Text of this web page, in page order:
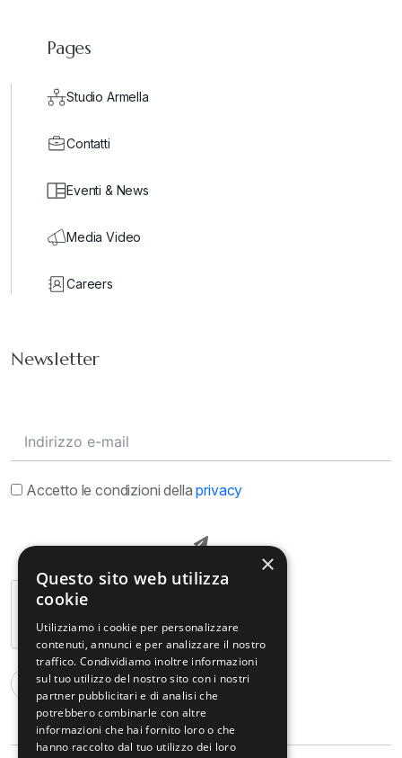
Pages
Studio Armella
Contatti
Eventi & News
Media Video
Careers
Newsletter
Accetto le condizioni dellaprivacy
×
Questo sito web utilizza
cookie
Utilizziamo i cookie per personalizzare
contenuti, annunci e per analizzare il nostro
traffico. Condividiamo inoltre informazioni
sul tuo utilizzo del nostro sito con i nostri
partner pubblicitari e di analisi che
potrebbero combinarle con altre
informazioni che hai fornito loro o che
hanno raccolto dal tuo utilizzo dei loro